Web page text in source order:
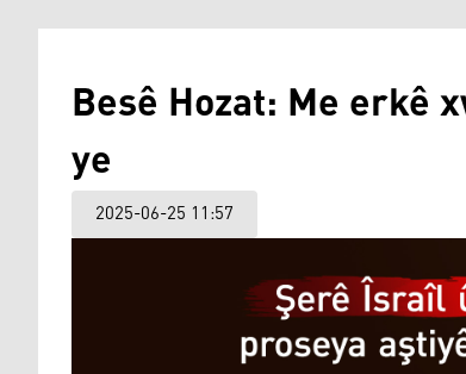
Besê Hozat: Me erkê
ye
2025-06-25 11:57